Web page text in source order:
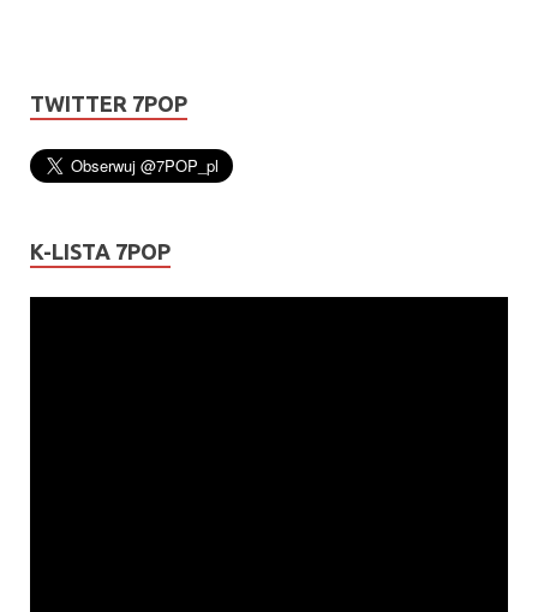
TWITTER 7POP
K-LISTA 7POP